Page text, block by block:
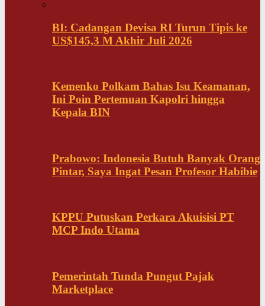
BI: Cadangan Devisa RI Turun Tipis ke
US$145,3 M Akhir Juli 2026
Kemenko Polkam Bahas Isu Keamanan,
Ini Poin Pertemuan Kapolri hingga
Kepala BIN
Prabowo: Indonesia Butuh Banyak Orang
Pintar, Saya Ingat Pesan Profesor Habibie
KPPU Putuskan Perkara Akuisisi PT
MCP Indo Utama
Pemerintah Tunda Pungut Pajak
Marketplace